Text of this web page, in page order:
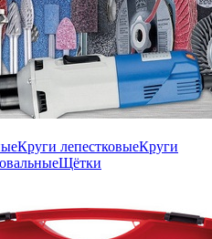
Круги лепестковыеКруги
Щётки